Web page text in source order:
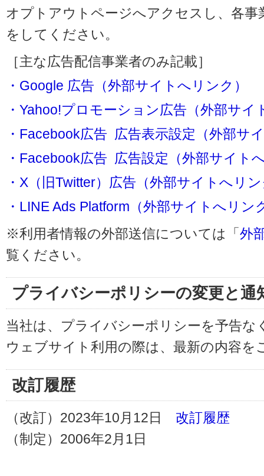
オプトアウトページへアクセスし、各
をしてください。
［主な広告配信事業者のみ記載］
・Google 広告（外部サイトへリンク）
・Yahoo!プロモーション広告（外部サイ
・Facebook広告 広告表示設定（外部サ
・Facebook広告 広告設定（外部サイト
・X（旧Twitter）広告（外部サイトへリ
・LINE Ads Platform（外部サイトへリン
※利用者情報の外部送信については「外
覧ください。
プライバシーポリシーの変更と通
当社は、プライバシーポリシーを予告
ウェブサイト利用の際は、最新の内容を
改訂履歴
（改訂）2023年10月12日 改訂履歴
（制定）2006年2月1日